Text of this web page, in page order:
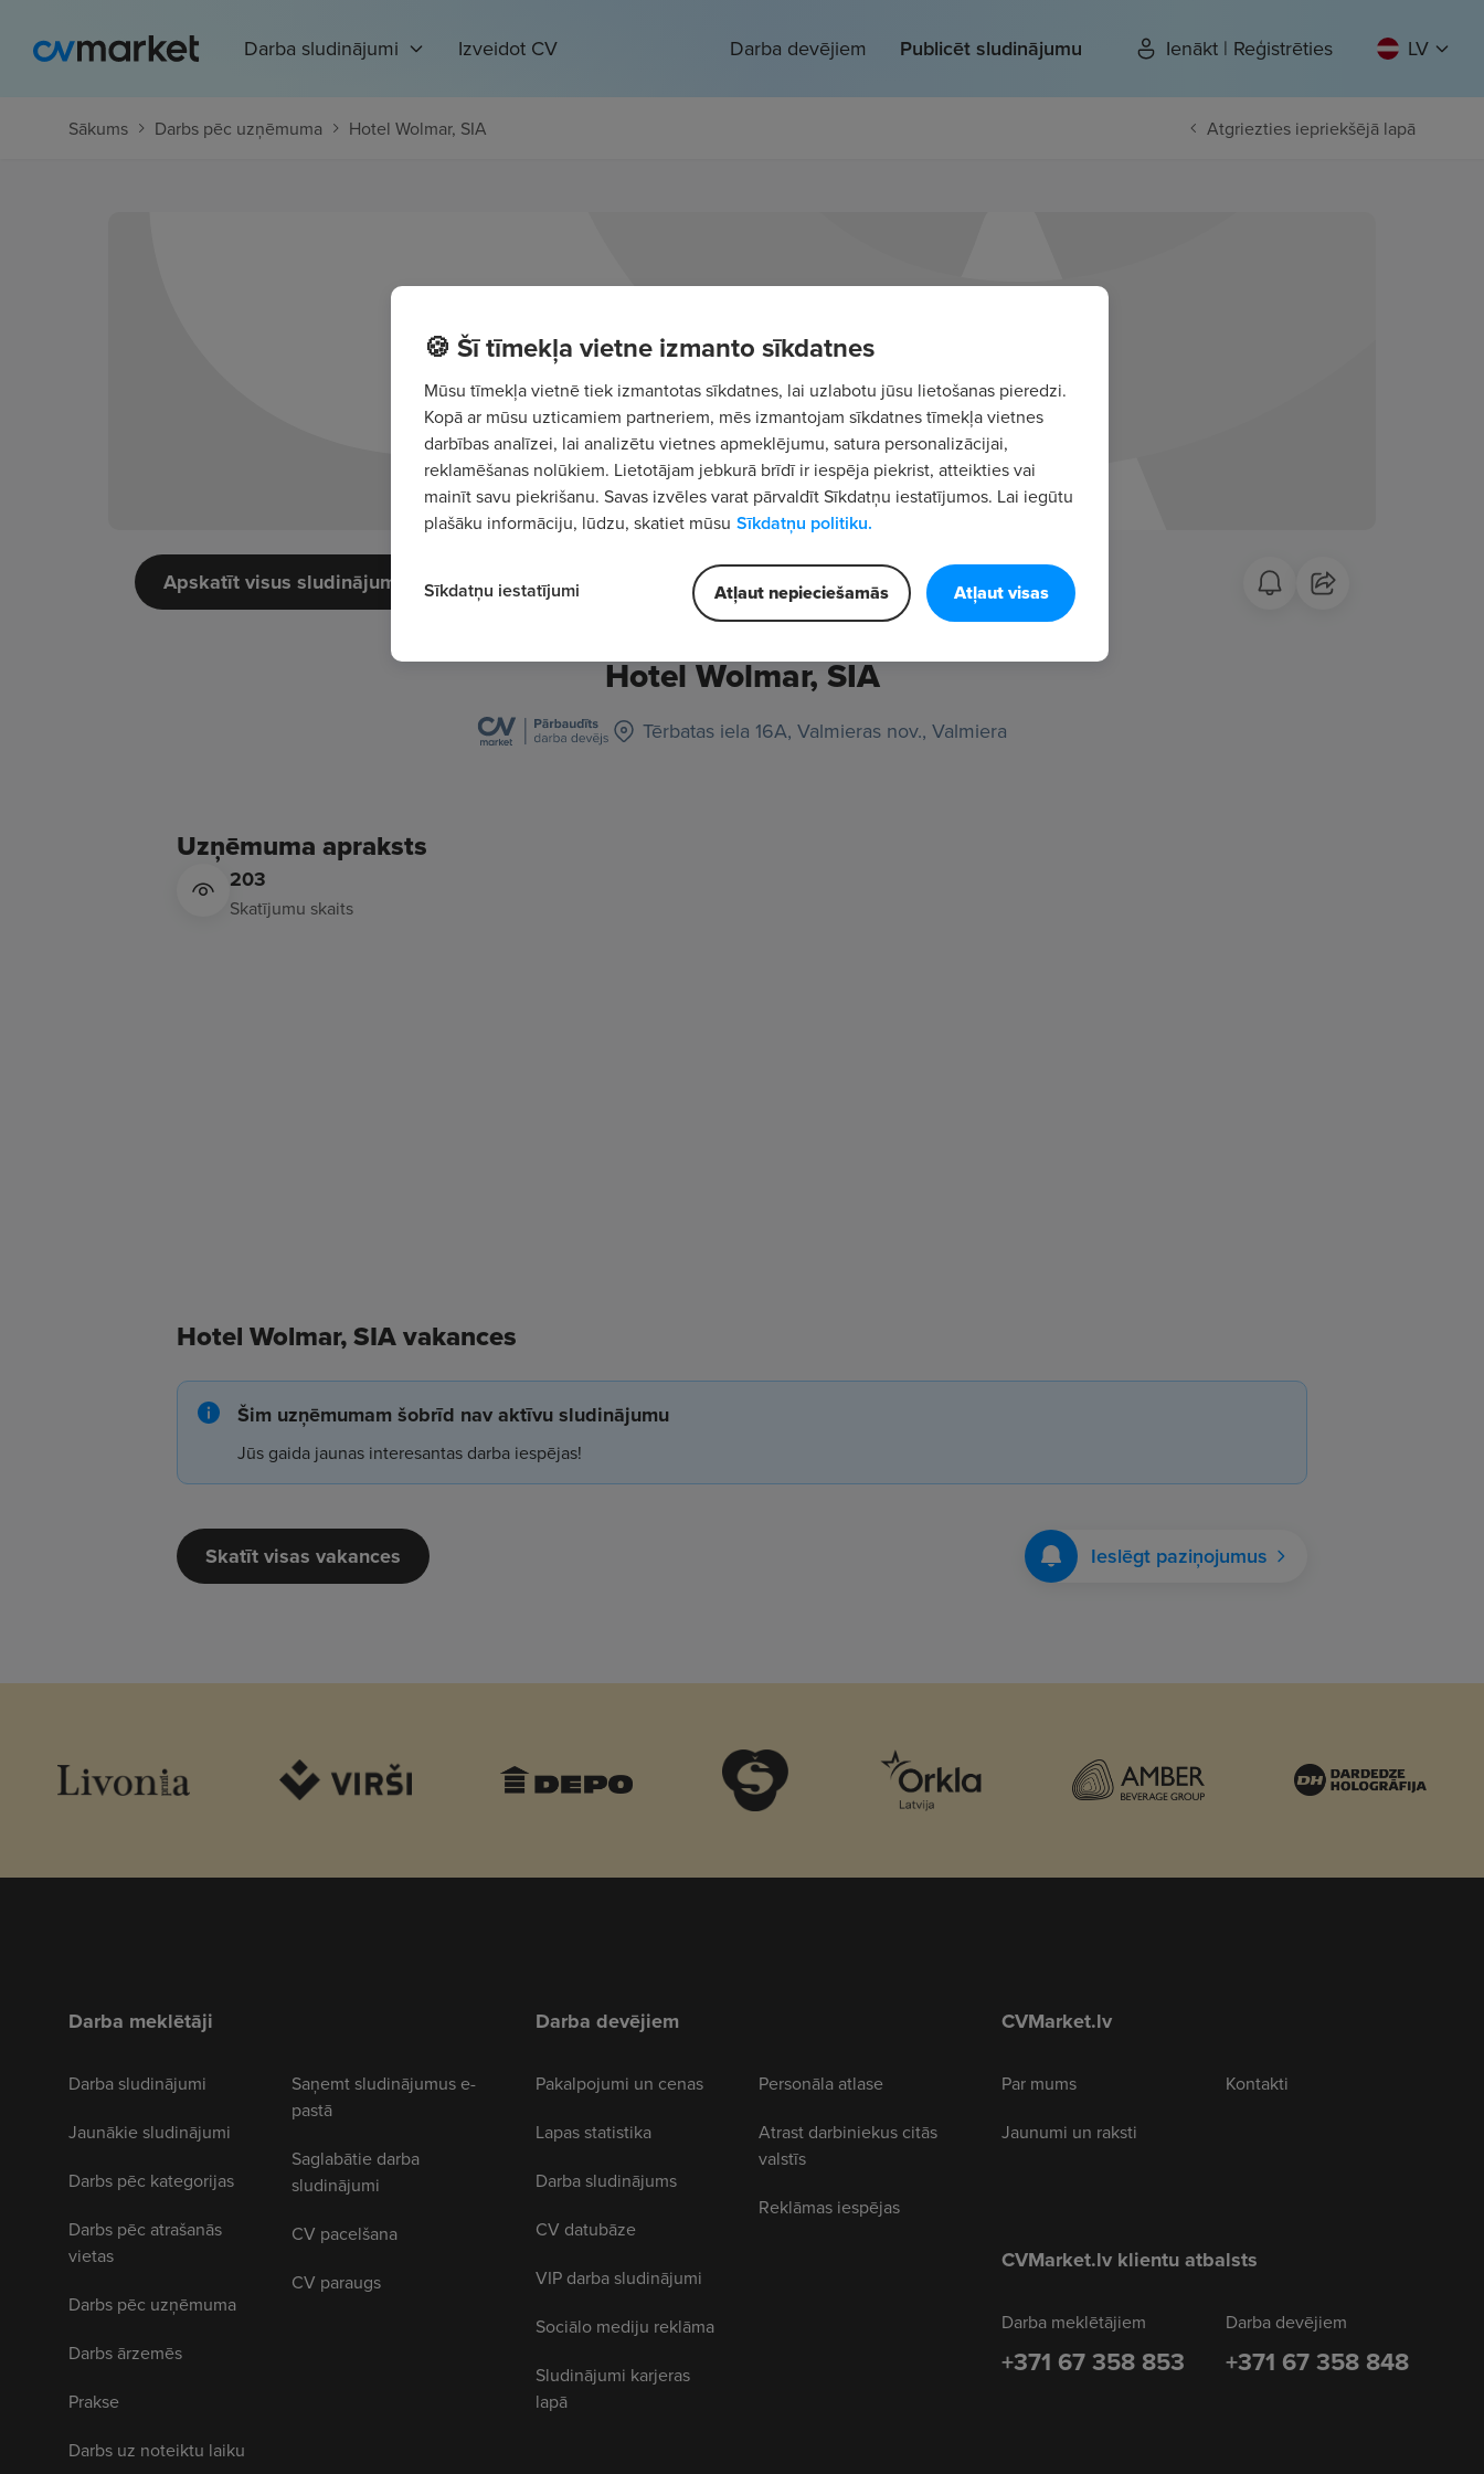
Darba sludinājumi Izveidot CV Darba devējiem Publicēt sludinājumu Ienākt | Reģistrēties LV
Sākums Darbs pēc uzņēmuma Hotel Wolmar, SIA Atgriezties iepriekšējā lapā
Apskatīt visus sludinājumus
Hotel Wolmar, SIA
Tērbatas iela 16A, Valmieras nov., Valmiera
Uzņēmuma apraksts
203
Skatījumu skaits
Hotel Wolmar, SIA vakances
Šim uzņēmumam šobrīd nav aktīvu sludinājumu
Jūs gaida jaunas interesantas darba iespējas!
Skatīt visas vakances Ieslēgt paziņojumus
Darba meklētāji
Darba sludinājumi
Jaunākie sludinājumi
Darbs pēc kategorijas
Darbs pēc atrašanās
vietas
Darbs pēc uzņēmuma
Darbs ārzemēs
Prakse
Darbs uz noteiktu laiku
Saņemt sludinājumus e-
pastā
Saglabātie darba
sludinājumi
CV pacelšana
CV paraugs
Darba devējiem
Pakalpojumi un cenas
Lapas statistika
Darba sludinājums
CV datubāze
VIP darba sludinājumi
Sociālo mediju reklāma
Sludinājumi karjeras
lapā
Personāla atlase
Atrast darbiniekus citās
valstīs
Reklāmas iespējas
CVMarket.lv
Par mums
Jaunumi un raksti
Kontakti
CVMarket.lv klientu atbalsts
Darba meklētājiem
+371 67 358 853
Darba devējiem
+371 67 358 848
🍪 Šī tīmekļa vietne izmanto sīkdatnes
Mūsu tīmekļa vietnē tiek izmantotas sīkdatnes, lai uzlabotu jūsu lietošanas pieredzi.
Kopā ar mūsu uzticamiem partneriem, mēs izmantojam sīkdatnes tīmekļa vietnes
darbības analīzei, lai analizētu vietnes apmeklējumu, satura personalizācijai,
reklamēšanas nolūkiem. Lietotājam jebkurā brīdī ir iespēja piekrist, atteikties vai
mainīt savu piekrišanu. Savas izvēles varat pārvaldīt Sīkdatņu iestatījumos. Lai iegūtu
plašāku informāciju, lūdzu, skatiet mūsu Sīkdatņu politiku.
Sīkdatņu iestatījumi Atļaut nepieciešamās Atļaut visas